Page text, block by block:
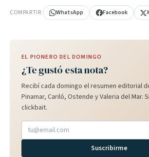
COMPARTIR WhatsApp Facebook X
EL PIONERO DEL DOMINGO
¿Te gustó esta nota?
Recibí cada domingo el resumen editorial
Pinamar, Cariló, Ostende y Valeria del Mar.
clickbait.
Suscribirme